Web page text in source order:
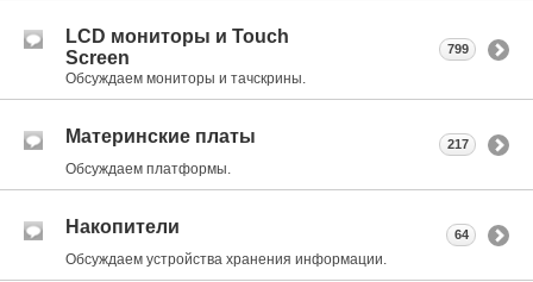
LCD мониторы и Touch
Screen
Обсуждаем мониторы и тачскрины.
799
Материнские платы
Обсуждаем платформы.
217
Накопители
Обсуждаем устройства хранения информации.
64